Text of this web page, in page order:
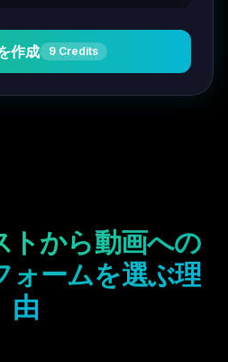
作成 9Credits
トから動画への
ォームを選ぶ理
由